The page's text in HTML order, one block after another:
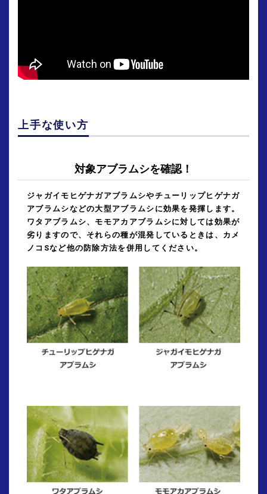
上手な使い方
対象アブラムシを確認！
ジャガイモヒゲナガアブラムシやチューリップヒゲナガ
アブラムシなどの大型アブラムシに効果を発揮します。
ワタアブラムシ、モモアカアブラムシに対しては効果が
劣りますので、それらの種が混発しているときは、カメ
ノコSなど他の防除方法を併用してください。